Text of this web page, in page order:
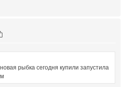
рыбка сегодня купили запустила